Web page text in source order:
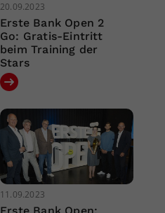
20.09.2023
Erste Bank Open 2
Go: Gratis-Eintritt
beim Training der
Stars
11.09.2023